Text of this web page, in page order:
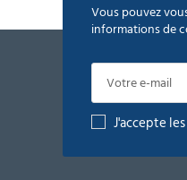
Vous pouvez
informations de
J'accepte